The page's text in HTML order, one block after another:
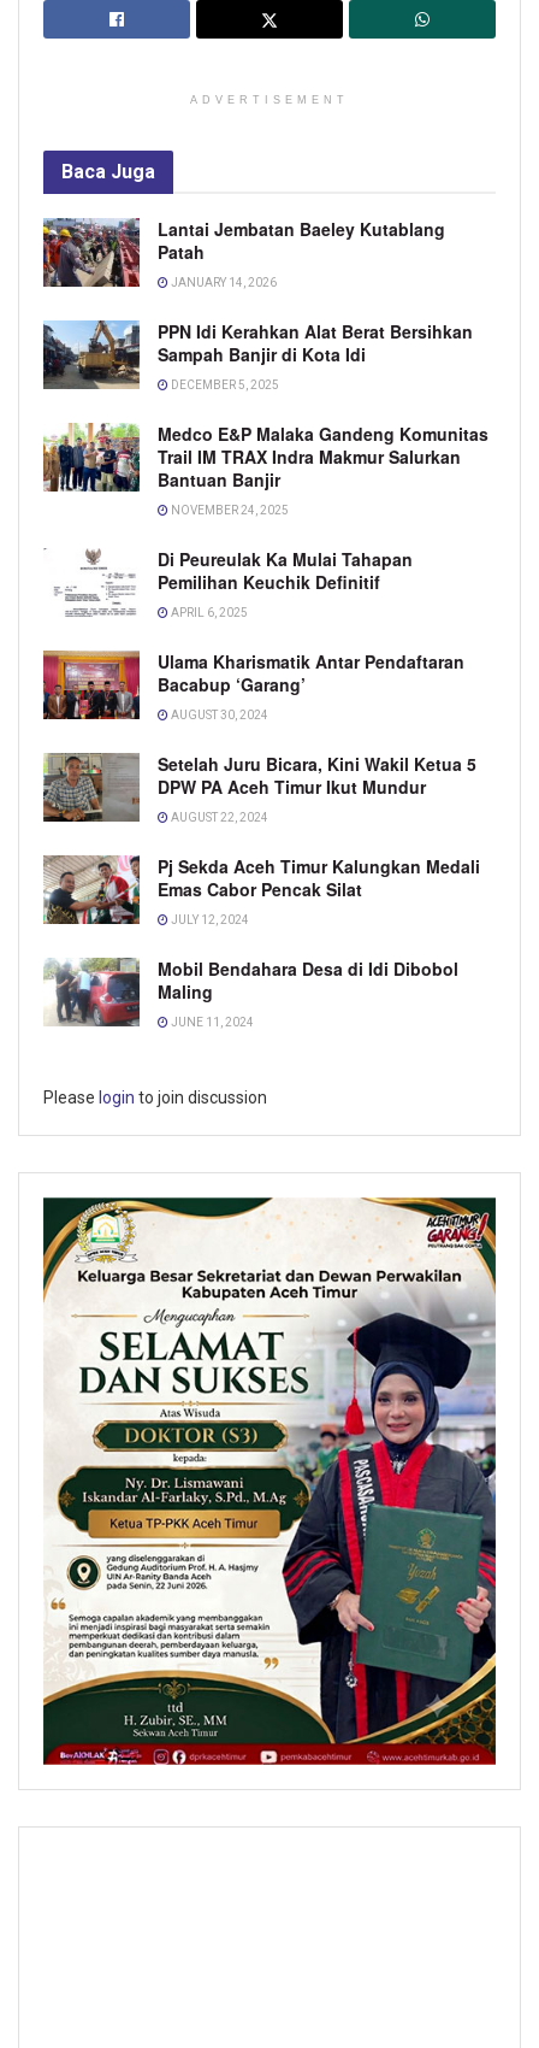
ADVERTISEMENT
Baca Juga
Lantai Jembatan Baeley Kutablang
Patah
JANUARY 14, 2026
PPN Idi Kerahkan Alat Berat Bersihkan
Sampah Banjir di Kota Idi
DECEMBER 5, 2025
Medco E&P Malaka Gandeng Komunitas
Trail IM TRAX Indra Makmur Salurkan
Bantuan Banjir
NOVEMBER 24, 2025
Di Peureulak Ka Mulai Tahapan
Pemilihan Keuchik Definitif
APRIL 6, 2025
Ulama Kharismatik Antar Pendaftaran
Bacabup ‘Garang’
AUGUST 30, 2024
Setelah Juru Bicara, Kini Wakil Ketua 5
DPW PA Aceh Timur Ikut Mundur
AUGUST 22, 2024
Pj Sekda Aceh Timur Kalungkan Medali
Emas Cabor Pencak Silat
JULY 12, 2024
Mobil Bendahara Desa di Idi Dibobol
Maling
JUNE 11, 2024
Please login to join discussion